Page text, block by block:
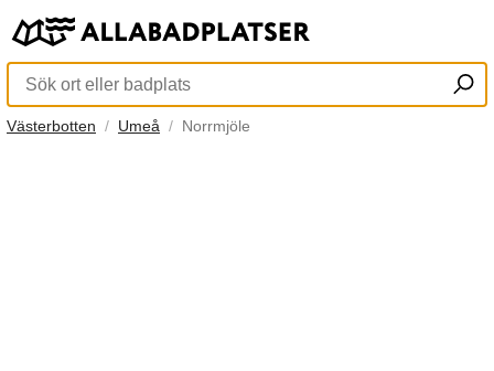
Västerbotten Umeå Norrmjöle